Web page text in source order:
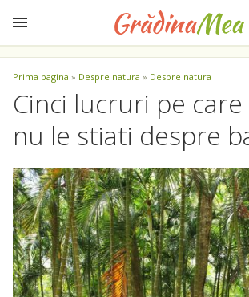
Prima pagina » Despre natura » Despre natura
Cinci lucruri pe
nu le stiati despre